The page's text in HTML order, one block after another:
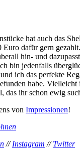
hat auch das
Euro dafür gern
hin- und
bin jedenfalls
ich das perfekte
habe. Vielleicht
das ihr schon ewig
von Impressionen!
//Instagram //Twitter